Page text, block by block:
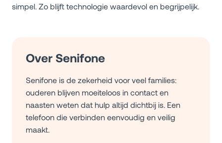
simpel. Zo blijft technologie waardevol en begrijpelijk.
Over Senifone
Senifone is de zekerheid voor veel families:
ouderen blijven moeiteloos in contact en
naasten weten dat hulp altijd dichtbij is. Een
telefoon die verbinden eenvoudig en veilig
maakt.